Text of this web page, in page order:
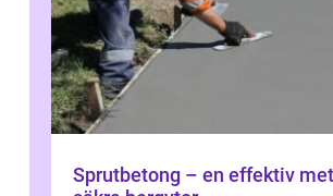
Sprutbetong – en effektiv